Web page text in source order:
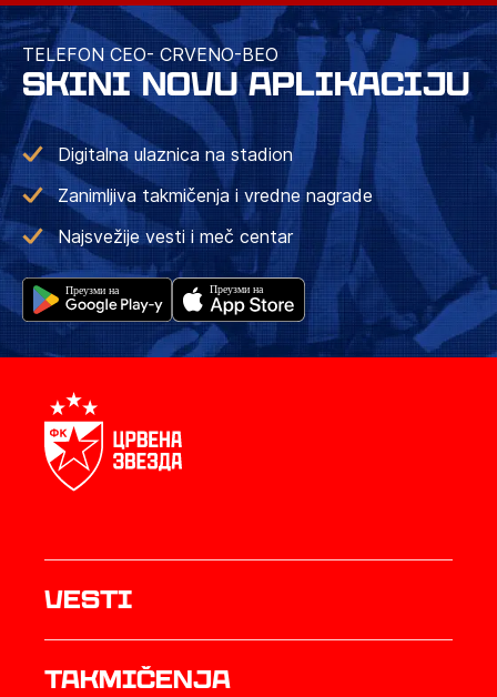
TELEFON CEO- CRVENO-BEO
SKINI NOVU APLIKACIJU
Digitalna ulaznica na stadion
Zanimljiva takmičenja i vredne nagrade
Najsvežije vesti i meč centar
Vesti
Takmičenja